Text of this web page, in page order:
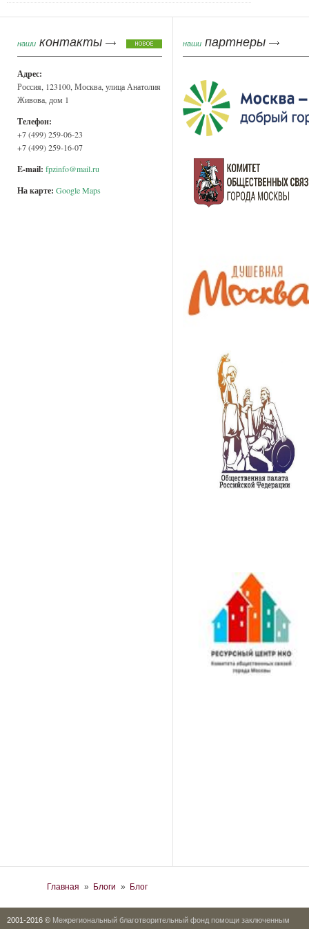
наши контакты
Адрес:
Россия, 123100, Москва, улица Анатолия
Живова, дом 1
Телефон:
+7 (499) 259-06-23
+7 (499) 259-16-07
E-mail: fpzinfo@mail.ru
На карте: Google Maps
наши партнеры
Главная » Блоги » Блог
2001-2016 © Межрегиональный благотворительный фонд помощи заключенным